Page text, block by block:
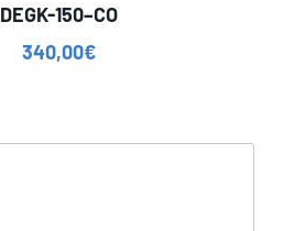
DEGK-150–CO
340,00€